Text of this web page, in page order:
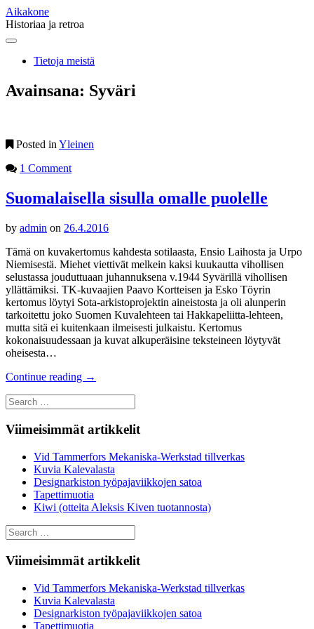
Aikakone
Historiaa ja retroa
Main
Skip
contentTietoja meistä
Avainsana: Syväri
Posted in Yleinen
1 Comment
Suomalaisella sisulla omalle puolelle
by admin on 26.4.2016
Tämä on kuvakertomus kahdesta sotilaasta, Ensio Laihosta ja Urpo
Niemisestä. Miehet viettivät melkein kaksi kuukautta vihollisen
selustassa jouduttuaan juhannuksena v.1944 Syvärillä vihollisen
yllättämiksi. TK-kuvaajien Paavo Kortteisen ja Esko Töyrin
kertomus löytyi Sota-arkistoprojektin aineistosta ja oli alunperin
tarkoitettu joko Suomen Kuvalehteen tai Hakkapeliitta-lehteen,
mutta sitä ei kuitenkaan ilmeisesti julkaistu. Kertomus
kokonaisuudessaan ja kuvat alkuperäisine teksteineen löytyvät
oheisesta…
Continue reading →
Search
for:
Viimeisimmät artikkelit
Vid Tammerfors Mekaniska-Werkstad tillverkas
Kuvia Kalevalasta
Designarkiston työpajaviikkojen satoa
Tapettimuotia
Kiwi (otteita Aleksis Kiven tuotannosta)
Search
for:
Viimeisimmät artikkelit
Vid Tammerfors Mekaniska-Werkstad tillverkas
Kuvia Kalevalasta
Designarkiston työpajaviikkojen satoa
Tapettimuotia